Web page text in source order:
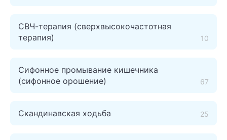
СВЧ-терапия (сверхвысокочастотная
терапия)
10
Сифонное промывание кишечника
(сифонное орошение)
67
Скандинавская ходьба 25